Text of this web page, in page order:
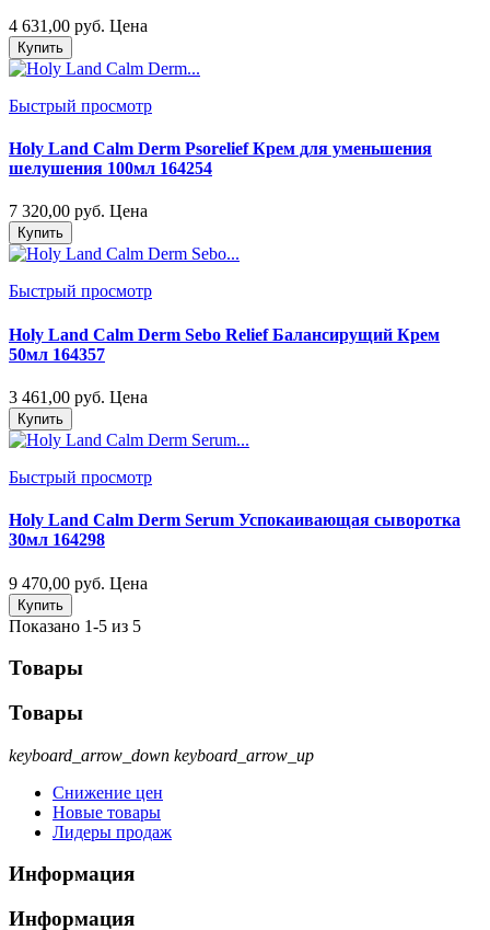
4 631,00 руб. Цена
Купить
Быстрый просмотр
Holy Land Calm Derm Psorelief Крем для уменьшения
шелушения 100мл 164254
7 320,00 руб. Цена
Купить
Быстрый просмотр
Holy Land Calm Derm Sebo Relief Балансирущий Крем
50мл 164357
3 461,00 руб. Цена
Купить
Быстрый просмотр
Holy Land Calm Derm Serum Успокаивающая сыворотка
30мл 164298
9 470,00 руб. Цена
Купить
Показано 1-5 из 5
Товары
Товары
keyboard_arrow_down keyboard_arrow_up
Снижение цен
Новые товары
Лидеры продаж
Информация
Информация